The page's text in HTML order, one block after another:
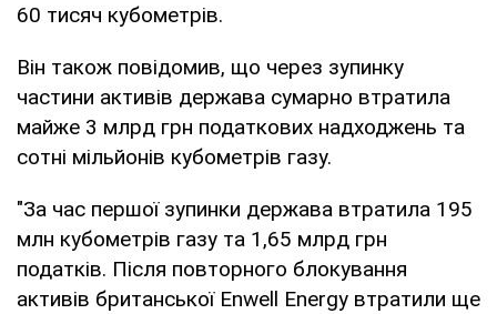
60 тисяч кубометрів.
Він також повідомив, що через зупинку
частини активів держава сумарно втратила
майже 3 млрд грн податкових надходжень та
сотні мільйонів кубометрів газу.
"За час першої зупинки держава втратила 195
млн кубометрів газу та 1,65 млрд грн
податків. Після повторного блокування
активів британської Enwell Energy втратили ще